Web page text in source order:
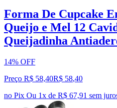
Forma De Cupcake
Queijo e Mel 12
Queijadinha
14% OFF
Preço R$ 58,40R$ 58,40
no Pix Ou 1x de R$ 67,91 sem